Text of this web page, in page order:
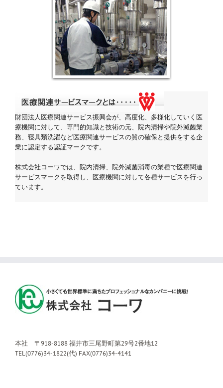
財団法人医療関連サービス振興会が、高度化、多様化していく医
療機関に対して、専門的知識と技術の元、院内清掃や院外滅菌業
務、寝具類洗濯など医療関連サービスの質の確保と提供をする企
業に認定する認証マークです。
株式会社コーワでは、院内清掃、院外滅菌消毒の業種で医療関連
サービスマークを取得し、医療機関に対して各種サービスを行っ
ています。
本社 〒918-8188 福井市三尾野町第29号2番地12
TEL(0776)34-1822(代) FAX(0776)34-4141